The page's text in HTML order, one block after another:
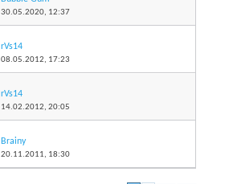
30.05.2020, 12:37
rVs14
08.05.2012, 17:23
rVs14
14.02.2012,20:05
Brainy
20.11.2011, 18:30